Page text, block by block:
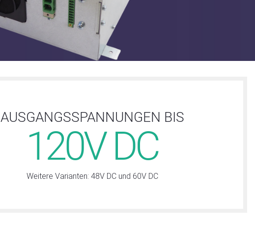
AUSGANGSSPANNUNGEN BIS
120V DC
Weitere Varianten: 48V DC und 60V DC